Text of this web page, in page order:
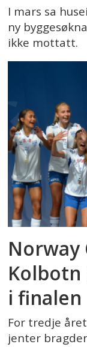
I mars sa
ny
ikke mottatt.
Norway
Kolbotn
i finalen
For tredje
jenter